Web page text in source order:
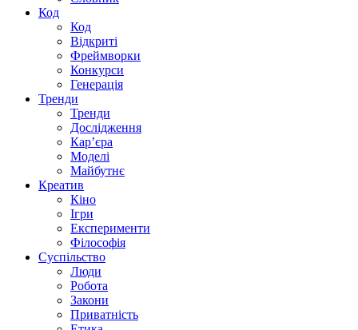
Код
Код
Відкриті
Фреймворки
Конкурси
Генерація
Тренди
Тренди
Дослідження
Кар’єра
Моделі
Майбутнє
Креатив
Кіно
Ігри
Експерименти
Філософія
Суспільство
Люди
Робота
Закони
Приватність